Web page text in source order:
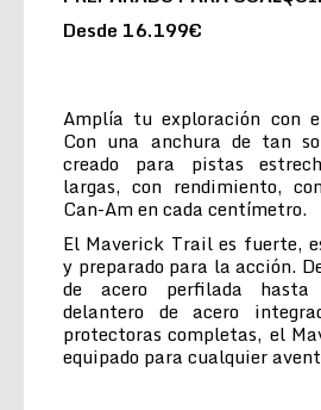
Desde 16.199€
Amplía tu exploración con
Con una anchura de tan
creado para pistas
largas, con rendimiento,
Can-Am en cada centímetro.
El Maverick Trail es fuerte,
y preparado para la acción.
de acero perfilada hasta
delantero de acero
protectoras completas, el
equipado para cualquier